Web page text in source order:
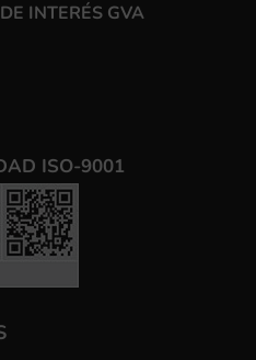
INTERÉS GVA
ISO-9001